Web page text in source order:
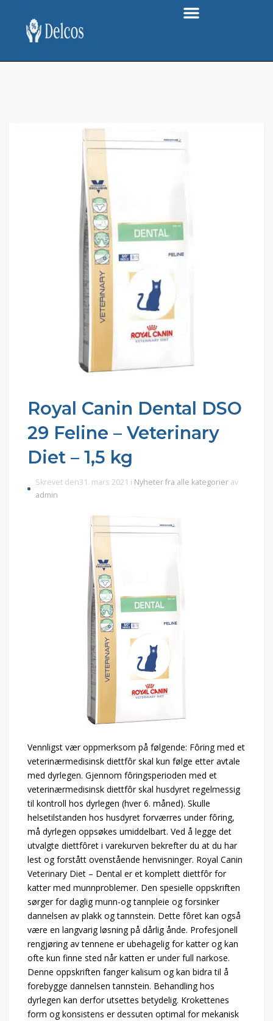
Royal Canin Dental DSO
29 Feline – Veterinary
Diet – 1,5 kg
Skrevet den31. mars 2021 i Nyheter fra alle kategorier av
admin
Vennligst vær oppmerksom på følgende: Fôring med et
veterinærmedisinsk diettfôr skal kun følge etter avtale
med dyrlegen. Gjennom fôringsperioden med et
veterinærmedisinsk diettfôr skal husdyret regelmessig
til kontroll hos dyrlegen (hver 6. måned). Skulle
helsetilstanden hos husdyret forværres under fôring,
må dyrlegen oppsøkes umiddelbart. Ved å legge det
utvalgte diettfôret i varekurven bekrefter du at du har
lest og forstått ovenstående henvisninger. Royal Canin
Veterinary Diet – Dental er et komplett diettfôr for
katter med munnproblemer. Den spesielle oppskriften
sørger for daglig munn-og tannpleie og forsinker
dannelsen av plakk og tannstein. Dette fôret kan også
være en langvarig løsning på dårlig ånde. Profesjonell
rengjøring av tennene er ubehagelig for katter og kan
ofte kun finne sted når katten er under full narkose.
Denne oppskriften fanger kalisum og kan bidra til å
forebygge dannelsen tannstein. Behandling hos
dyrlegen kan derfor utsettes betydelig. Krokettenes
form og konsistens er dessuten optimal for mekanisk